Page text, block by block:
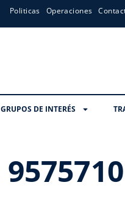
Politicas Operaciones
GRUPOS DE INTERÉS